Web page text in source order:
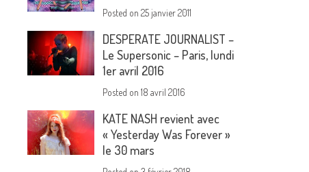
Posted on25 janvier 2011
DESPERATE JOURNALIST –
Le Supersonic – Paris, lundi
1er avril 2016
Posted on18 avril 2016
KATE NASH revient avec
« Yesterday Was Forever »
le 30 mars